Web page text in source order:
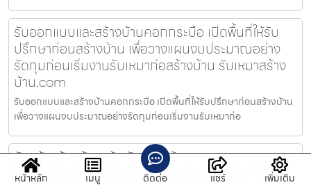
รับออกแบบและสร้างบ้านคอกกระบือ เปิดพื้นที่ให้รับ
ปรึกษาก่อนสร้างบ้าน เพื่อวางแผนงบประมาณอย่าง
รัดกุมก่อนเริ่มงานรับเหมาก่อสร้างบ้าน รับเหมาสร้าง
บ้าน.com
รับออกแบบและสร้างบ้านคอกกระบือ เปิดพื้นที่ให้รับปรึกษาก่อนสร้างบ้าน
เพื่อวางแผนงบประมาณอย่างรัดกุมก่อนเริ่มงานรับเหมาก่อ
รับสร้างบ้านบ้านแพ้ว รับสร้างบ้านครบวงจร ออกแบบ
และสร้างบ้านโดยทีมงานมืออาชีพจบในที่เดียวที่ รับ
หน้าหลัก เมนู ติดต่อ แชร์ เพิ่มเติม